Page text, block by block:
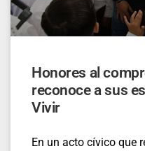
Honores al
reconoce a sus
Vivir
En un acto cívico que